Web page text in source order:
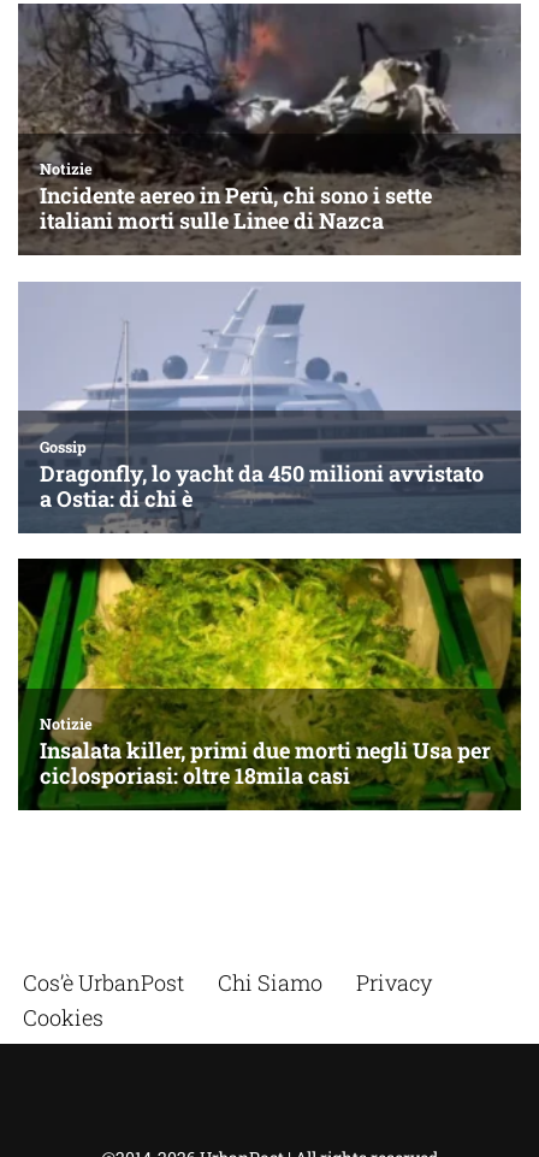
Cos’è UrbanPost Chi Siamo
Privacy
Cookies